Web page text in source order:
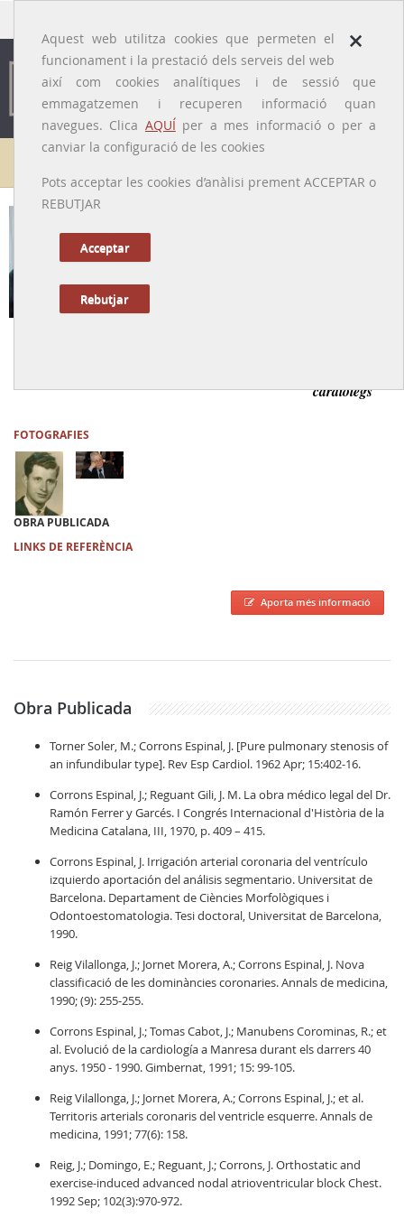
×
Aquest web utilitza cookies que permeten el
funcionament i la prestació dels serveis del web
així com cookies analítiques i de sessió que
emmagatzemen i recuperen informació quan
navegues. Clica AQUÍper a mes informació o per a
canviar la configuració de les cookies
Pots acceptar les cookies d’anàlisi prement ACCEPTAR o
REBUTJAR
Acceptar
Rebutjar
Galeria de metges
[Manresa (Bages), 19/03/1928 - 19/07/2021]
cardiòlegs
FOTOGRAFIES
OBRA PUBLICADA
LINKS DE REFERÈNCIA
Aporta més informació
Obra Publicada
Torner Soler, M.; Corrons Espinal, J. [Pure pulmonary stenosis of
an infundibular type]. Rev Esp Cardiol. 1962 Apr; 15:402-16.
Corrons Espinal, J.; Reguant Gili, J. M. La obra médico legal del Dr.
Ramón Ferrer y Garcés. I Congrés Internacional d'Història de la
Medicina Catalana, III, 1970, p. 409 – 415.
Corrons Espinal, J. Irrigación arterial coronaria del ventrículo
izquierdo aportación del análisis segmentario. Universitat de
Barcelona. Departament de Ciències Morfològiques i
Odontoestomatologia. Tesi doctoral, Universitat de Barcelona,
1990.
Reig Vilallonga, J.; Jornet Morera, A.; Corrons Espinal, J. Nova
classificació de les dominàncies coronaries. Annals de medicina,
1990; (9): 255-255.
Corrons Espinal, J.; Tomas Cabot, J.; Manubens Corominas, R.; et
al. Evolució de la cardiología a Manresa durant els darrers 40
anys. 1950 - 1990. Gimbernat, 1991; 15: 99-105.
Reig Vilallonga, J.; Jornet Morera, A.; Corrons Espinal, J.; et al.
Territoris arterials coronaris del ventricle esquerre. Annals de
medicina, 1991; 77(6): 158.
Reig, J.; Domingo, E.; Reguant, J.; Corrons, J. Orthostatic and
exercise-induced advanced nodal atrioventricular block Chest.
1992 Sep; 102(3):970-972.